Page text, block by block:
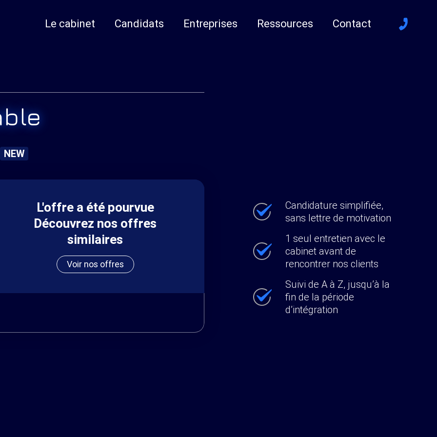
Le cabinet Candidats Entreprises Ressources Contact
NEW
L'offre a été pourvue
Découvrez nos offres
similaires
Voir nos offres
Candidature simplifiée,
sans lettre de motivation
1 seul entretien avec le
cabinet avant de
rencontrer nos clients
Suivi de A à Z, jusqu’à la
fin de la période
d’intégration